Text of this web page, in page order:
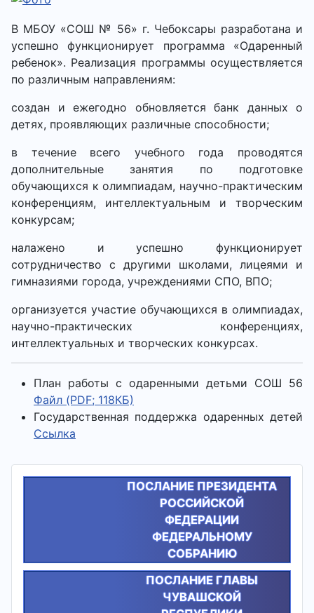
В МБОУ «СОШ № 56» г. Чебоксары разработана и
успешно функционирует программа «Одаренный
ребенок». Реализация программы осуществляется
по различным направлениям:
создан и ежегодно обновляется банк данных о
детях, проявляющих различные способности;
в течение всего учебного года проводятся
дополнительные занятия по подготовке
обучающихся к олимпиадам, научно-практическим
конференциям, интеллектуальным и творческим
конкурсам;
налажено и успешно функционирует
сотрудничество с другими школами, лицеями и
гимназиями города, учреждениями СПО, ВПО;
организуется участие обучающихся в олимпиадах,
научно-практических конференциях,
интеллектуальных и творческих конкурсах.
План работы с одаренными детьми СОШ 56
Файл (PDF; 118КБ)
Государственная поддержка одаренных детей
Ссылка
ПОСЛАНИЕ ПРЕЗИДЕНТА
РОССИЙСКОЙ
ФЕДЕРАЦИИ
ФЕДЕРАЛЬНОМУ
СОБРАНИЮ
ПОСЛАНИЕ ГЛАВЫ
ЧУВАШСКОЙ